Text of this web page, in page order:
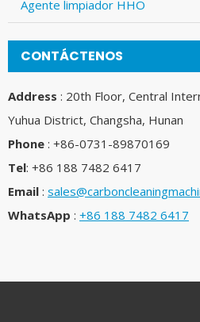
Agente limpiador HHO
CONTÁCTENOS
Address : 20th Floor, Central
Yuhua District, Changsha, Hunan
Phone : +86-0731-89870169
Tel: +86 188 7482 6417
Email :
WhatsApp : +86 188 7482 6417